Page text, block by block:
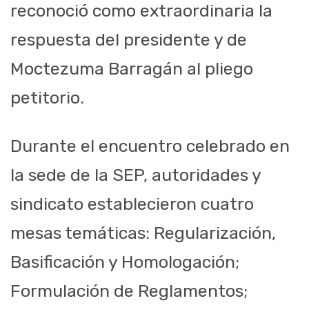
reconoció como extraordinaria la
respuesta del presidente y de
Moctezuma Barragán al pliego
petitorio.
Durante el encuentro celebrado en
la sede de la SEP, autoridades y
sindicato establecieron cuatro
mesas temáticas: Regularización,
Basificación y Homologación;
Formulación de Reglamentos;